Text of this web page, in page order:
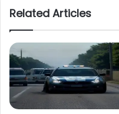
Related Articles